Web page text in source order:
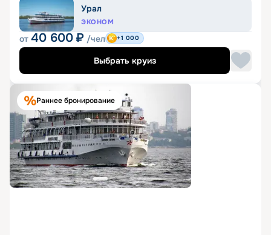
Урал
ЭКОНОМ
от 40 600 ₽ /чел +1 000
Выбрать круиз
Раннее бронирование